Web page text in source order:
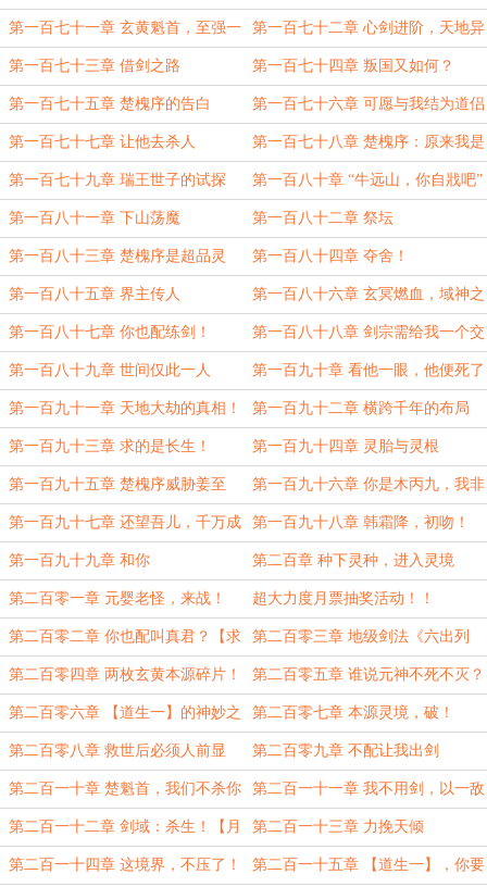
之！
第一百七十一章 玄黄魁首，至强一
境
第一百七十二章 心剑进阶，天地异
象
第一百七十三章 借剑之路 第一百七十四章 叛国又如何？
第一百七十五章 楚槐序的告白 第一百七十六章 可愿与我结为道侣
第一百七十七章 让他去杀人 第一百七十八章 楚槐序：原来我是
邪修
第一百七十九章 瑞王世子的试探 第一百八十章 “牛远山，你自戕吧”
第一百八十一章 下山荡魔 第一百八十二章 祭坛
第一百八十三章 楚槐序是超品灵
胎？
第一百八十四章 夺舍！
第一百八十五章 界主传人 第一百八十六章 玄冥燃血，域神之
符！
第一百八十七章 你也配练剑！ 第一百八十八章 剑宗需给我一个交
代
第一百八十九章 世间仅此一人 第一百九十章 看他一眼，他便死了
第一百九十一章 天地大劫的真相！ 第一百九十二章 横跨千年的布局
第一百九十三章 求的是长生！ 第一百九十四章 灵胎与灵根
第一百九十五章 楚槐序威胁姜至 第一百九十六章 你是木丙九，我非
火丁一
第一百九十七章 还望吾儿，千万成
器
第一百九十八章 韩霜降，初吻！
第一百九十九章 和你 第二百章 种下灵种，进入灵境
第二百零一章 元婴老怪，来战！ 超大力度月票抽奖活动！！
第二百零二章 你也配叫真君？【求
双倍月票！】
第二百零三章 地级剑法《六出列
缺》！【月初求双倍月票！】
第二百零四章 两枚玄黄本源碎片！ 第二百零五章 谁说元神不死不灭？
第二百零六章 【道生一】的神妙之
处
第二百零七章 本源灵境，破！
第二百零八章 救世后必须人前显
圣！
第二百零九章 不配让我出剑
第二百一十章 楚魁首，我们不杀你 第二百一十一章 我不用剑，以一敌
六
第二百一十二章 剑域：杀生！【月
票加更】
第二百一十三章 力挽天倾
第二百一十四章 这境界，不压了！ 第二百一十五章 【道生一】，你要